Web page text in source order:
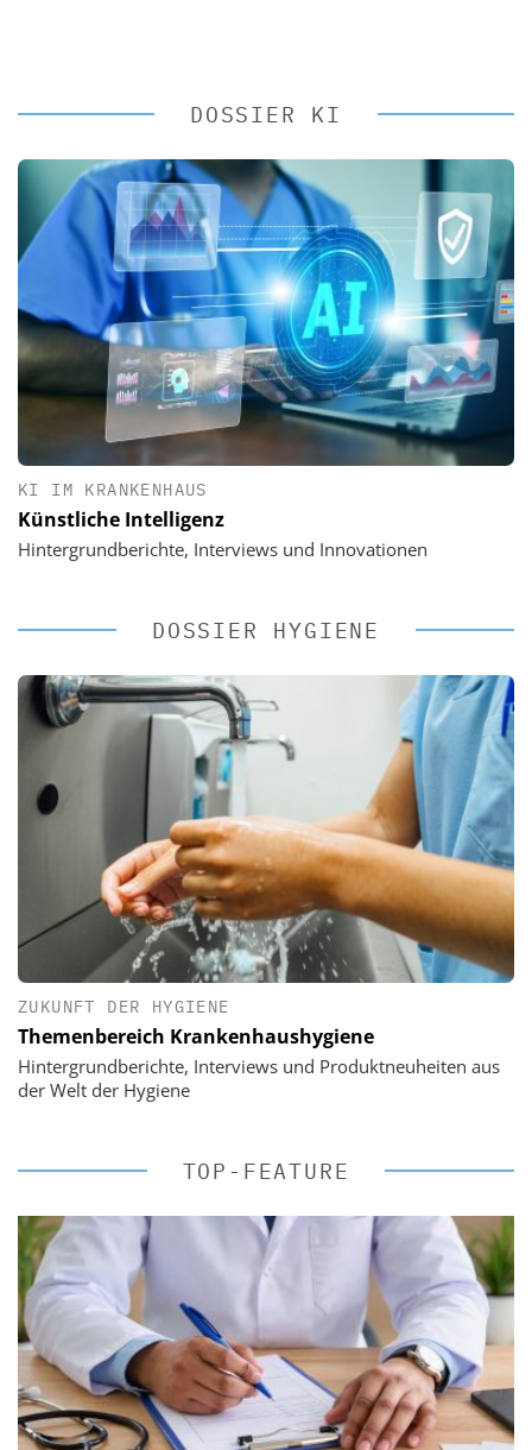
DOSSIER KI
KI IM KRANKENHAUS
Künstliche Intelligenz
Hintergrundberichte, Interviews und Innovationen
DOSSIER HYGIENE
ZUKUNFT DER HYGIENE
Themenbereich Krankenhaushygiene
Hintergrundberichte, Interviews und Produktneuheiten aus
der Welt der Hygiene
TOP-FEATURE